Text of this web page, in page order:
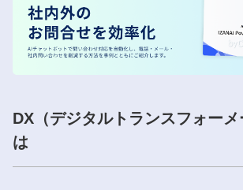
DX（デジタルトランスフォーメ
は